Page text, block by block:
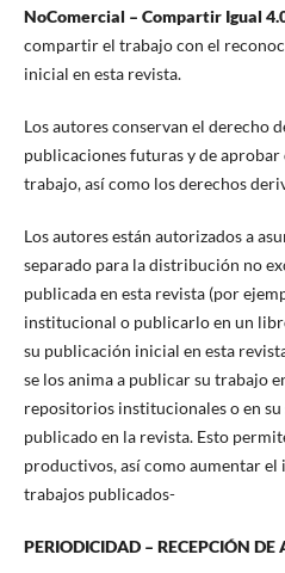
NoComercial – Compartir Igual
compartir el trabajo con el
inicial en esta revista.
Los autores conservan el derecho
publicaciones futuras y de
trabajo, así como los derechos
Los autores están autorizados a
separado para la distribución no
publicada en esta revista (por
institucional o publicarlo en un
su publicación inicial en esta
se los anima a publicar su trabajo
repositorios institucionales o en
publicado en la revista. Esto
productivos, así como aumentar
trabajos publicados-
PERIODICIDAD – RECEPCIÓN DE